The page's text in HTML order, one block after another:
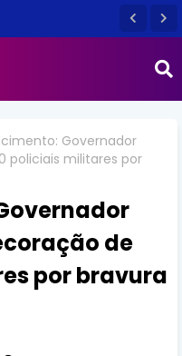
Governador
policiais militares por
de
por bravura